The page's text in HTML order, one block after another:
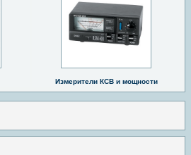
Измерители КСВ и мощности